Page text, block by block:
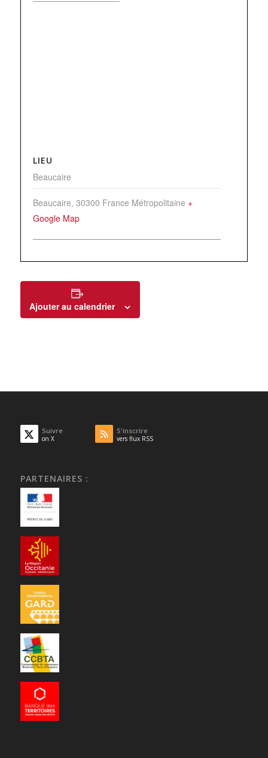
LIEU
Beaucaire
Beaucaire, 30300 France Métropolitaine +
Google Map
Ajouter au calendrier
Suivre
on X
S'inscrire
vers flux RSS
PARTENAIRES :